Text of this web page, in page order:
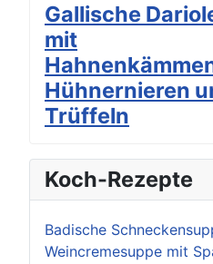
Gallische
mit
Hühnernieren
Trüffeln
Koch-Rezepte
Badische
Weincremesuppe mit